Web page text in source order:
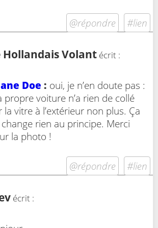
@répondre #lien
Hollandais Volant écrit :
Doe : oui, je n’en doute pas :
propre voiture n’a rien de collé
la vitre à l’extérieur non plus. Ça
rien au principe. Merci
la photo !
@répondre #lien
écrit :